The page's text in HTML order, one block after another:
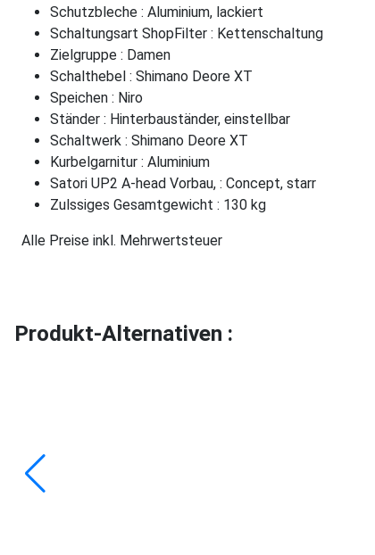
Schutzbleche : Aluminium, lackiert
Schaltungsart ShopFilter : Kettenschaltung
Zielgruppe : Damen
Schalthebel : Shimano Deore XT
Speichen : Niro
Ständer : Hinterbauständer, einstellbar
Schaltwerk : Shimano Deore XT
Kurbelgarnitur : Aluminium
Satori UP2 A-head Vorbau, : Concept, starr
Zulssiges Gesamtgewicht : 130 kg
Alle Preise inkl. Mehrwertsteuer
Produkt-Alternativen :